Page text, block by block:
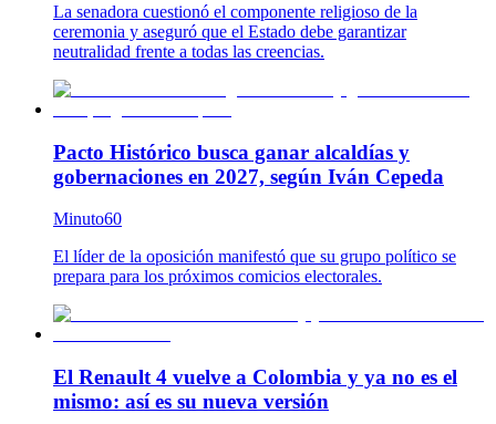
La senadora cuestionó el componente religioso de la
ceremonia y aseguró que el Estado debe garantizar
neutralidad frente a todas las creencias.
Pacto Histórico busca ganar alcaldías y
gobernaciones en 2027, según Iván Cepeda
Minuto60
El líder de la oposición manifestó que su grupo político se
prepara para los próximos comicios electorales.
El Renault 4 vuelve a Colombia y ya no es el
mismo: así es su nueva versión